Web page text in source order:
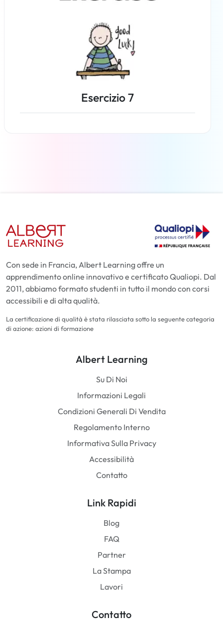
Esercizio 7
Con sede in Francia, Albert Learning offre un
apprendimento online innovativo e certificato Qualiopi. Dal
2011, abbiamo formato studenti in tutto il mondo con corsi
accessibili e di alta qualità.
La certificazione di qualità è stata rilasciata sotto la seguente categoria
di azione: azioni di formazione
Albert Learning
Su Di Noi
Informazioni Legali
Condizioni Generali Di Vendita
Regolamento Interno
Informativa Sulla Privacy
Accessibilità
Contatto
Link Rapidi
Blog
FAQ
Partner
La Stampa
Lavori
Contatto